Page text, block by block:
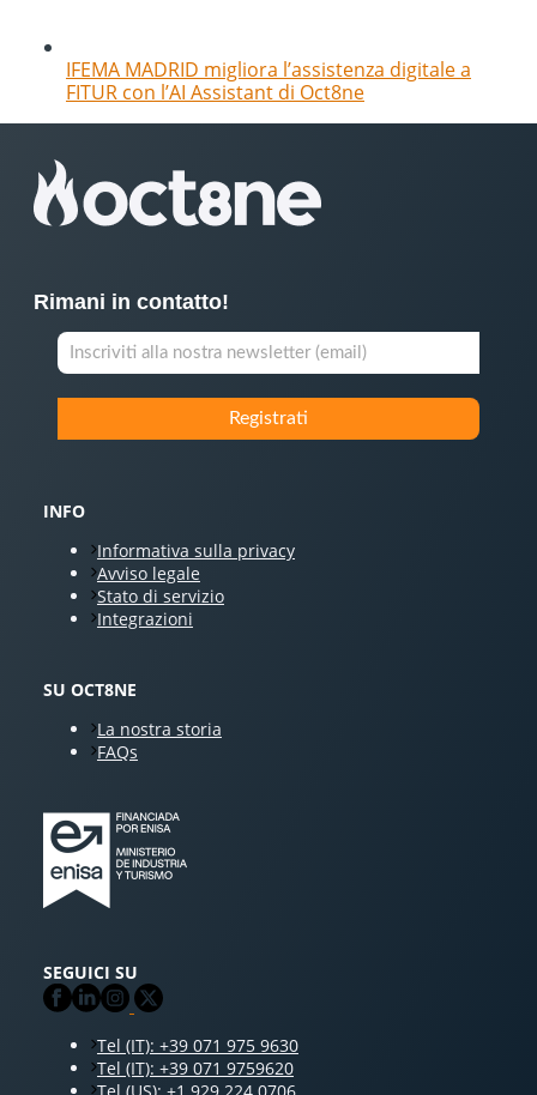
IFEMA MADRID migliora l’assistenza digitale a
FITUR con l’AI Assistant di Oct8ne
Rimani in contatto!
INFO
Informativa sulla privacy
Avviso legale
Stato di servizio
Integrazioni
SU OCT8NE
La nostra storia
FAQs
SEGUICI SU
Tel (IT): +39 071 975 9630
Tel (IT): +39 071 9759620